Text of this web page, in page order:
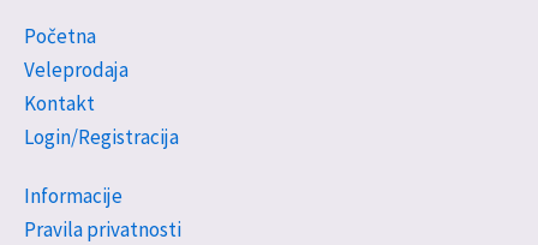
Početna
Veleprodaja
Kontakt
Login/Registracija
Informacije
Pravila privatnosti